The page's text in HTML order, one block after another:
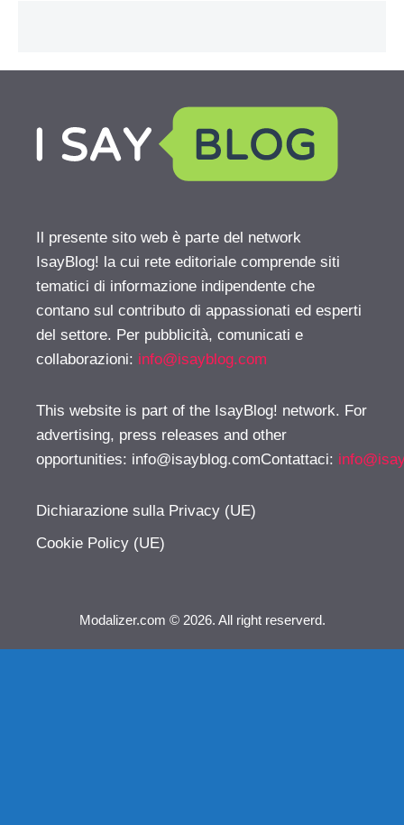
Il presente sito web è parte del network
IsayBlog! la cui rete editoriale comprende siti
tematici di informazione indipendente che
contano sul contributo di appassionati ed esperti
del settore. Per pubblicità, comunicati e
collaborazioni: info@isayblog.com
This website is part of the IsayBlog! network. For
advertising, press releases and other
opportunities: info@isayblog.comContattaci:
Dichiarazione sulla Privacy (UE)
Cookie Policy (UE)
Modalizer.com © 2026. All right reserverd.